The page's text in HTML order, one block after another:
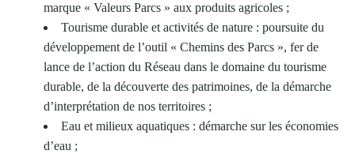
marque « Valeurs Parcs » aux produits agricoles ;
Tourisme durable et activités de nature : poursuite du
développement de l’outil « Chemins des Parcs », fer de
lance de l’action du Réseau dans le domaine du tourisme
durable, de la découverte des patrimoines, de la démarche
d’interprétation de nos territoires ;
Eau et milieux aquatiques : démarche sur les économies
d’eau ;